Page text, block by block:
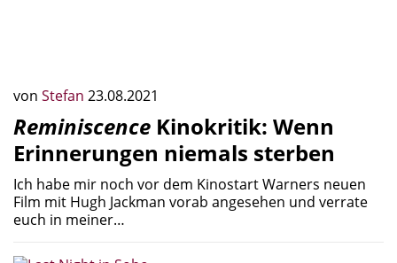
von Stefan 23.08.2021
Reminiscence Kinokritik: Wenn
Erinnerungen niemals sterben
Ich habe mir noch vor dem Kinostart Warners neuen
Film mit Hugh Jackman vorab angesehen und verrate
euch in meiner…